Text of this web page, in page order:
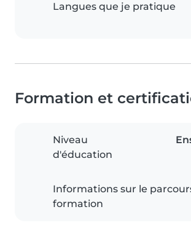
Langues que je pratique
Formation et
Niveau
d'éducation
Informations sur le
formation